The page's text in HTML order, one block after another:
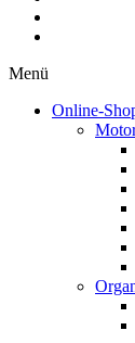
Menü
Online-